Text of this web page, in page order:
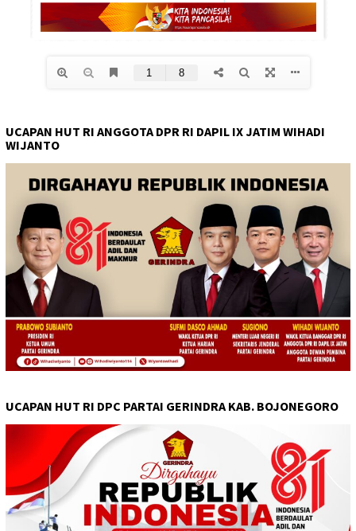
UCAPAN HUT RI ANGGOTA DPR RI DAPIL IX JATIM WIHADI
WIJANTO
UCAPAN HUT RI DPC PARTAI GERINDRA KAB. BOJONEGORO